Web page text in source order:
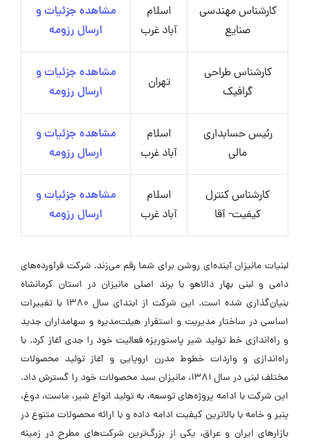
کارشناس مهندسی
صنایع
اسلام
آباد غرب
مشاهده جزئیات و
ارسال رزومه
کارشناس طراحی
گرافیک
تهران
مشاهده جزئیات و
ارسال رزومه
رئیس حسابداری
مالی
اسلام
آباد غرب
مشاهده جزئیات و
ارسال رزومه
کارشناس کنترل
کیفیت- آقا
اسلام
آباد غرب
مشاهده جزئیات و
ارسال رزومه
لبنیات مانیزان آینده‌ای روشن برای شما رقم می‌زند. شرکت فرآورده‌های
دامی و لبنی بهار دالاهو با برند اصلی مانیزان در استان کرمانشاه
بنیان‌گذاری شده است. این شرکت از ابتدای سال ۱۳۸۰ با تغییرات
اساسی در ساختار مدیریت و استقرار هیئت‌مدیره و سهامداران جدید
و راه‌اندازی خط تولید شیر پاستوریزه فعالیت خود را جدی آغاز کرد. با
راه‌اندازی و واردات خطوط مدرن اروپایی و آغاز تولید محصولات
مختلف لبنی در سال ۱۳۸۱، مانیزان سبد محصولات خود را گسترش داد.
این شرکت با ادامه پروژه‌های توسعه، به تولید انواع شیر، ماست، دوغ،
پنیر و خامه با بالاترین کیفیت ادامه داده و با ارائه محصولات متنوع در
بازارهای ایران و عراق، یکی از بزرگ‌ترین شرکت‌های مطرح در زمینه